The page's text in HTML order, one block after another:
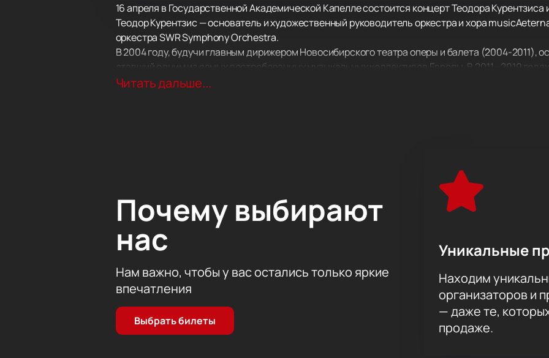
16 апреля в Государственной Академической Капелле состоится концерт Теодора
Теодор Курентзис — основатель и художественный руководитель оркестра и хора
оркестра SWR Symphony Orchestra.
В 2004 году, будучи главным дирижером Новосибирского театра оперы и балета (2004-2011),
ставший одним из самых востребованных музыкальных коллективов Европы. В 2011—2019
руководителем Театра оперы и балета в Перми, куда вместе с ним переехали музыканты
Читать дальше...
Почему выбирают
нас
Нам важно, чтобы у вас остались только яркие
впечатления
Выбрать билеты
Уникальные
Находим
организаторов и
— даже те,
продаже.